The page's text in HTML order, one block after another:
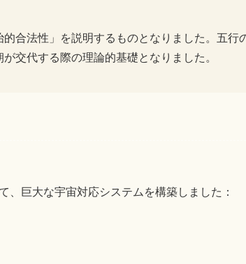
合法性」を説明するものとなりました。五行
交代する際の理論的基礎となりました。
、巨大な宇宙対応システムを構築しました：